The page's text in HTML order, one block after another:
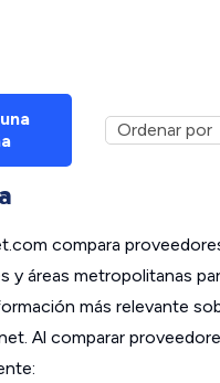
compara
y áreas metropolitanas
más relevante
Al comparar